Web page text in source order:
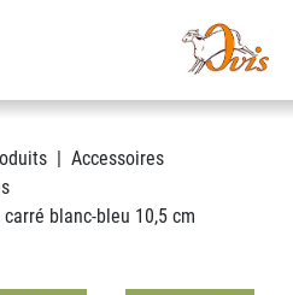
Accessoires
blanc-bleu 10,5 cm